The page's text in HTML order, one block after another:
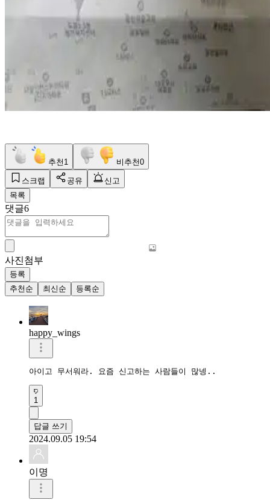
추천 1 비추천0
스크랩 공유
신고
목록
댓글6
사진첨부
등록
추천순
최신순 등록순
happy_wings
아이고 무서워라. 요즘 신고하는 사람들이 많넹..
1
답글 쓰기
2024.09.05 19:54
이명